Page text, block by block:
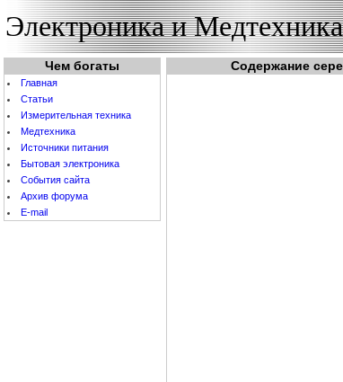
Электроника и Медтехника
Чем богаты
Главная
Статьи
Измерительная техника
Медтехника
Источники питания
Бытовая электроника
События cайта
Архив форума
E-mail
Содержание